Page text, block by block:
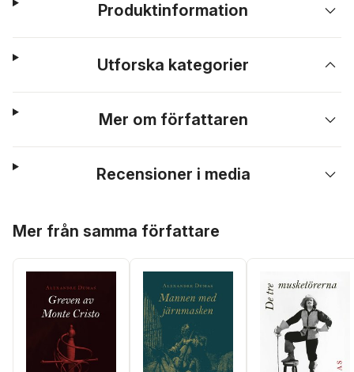
Produktinformation
Utforska kategorier
Mer om författaren
Recensioner i media
Mer från samma författare